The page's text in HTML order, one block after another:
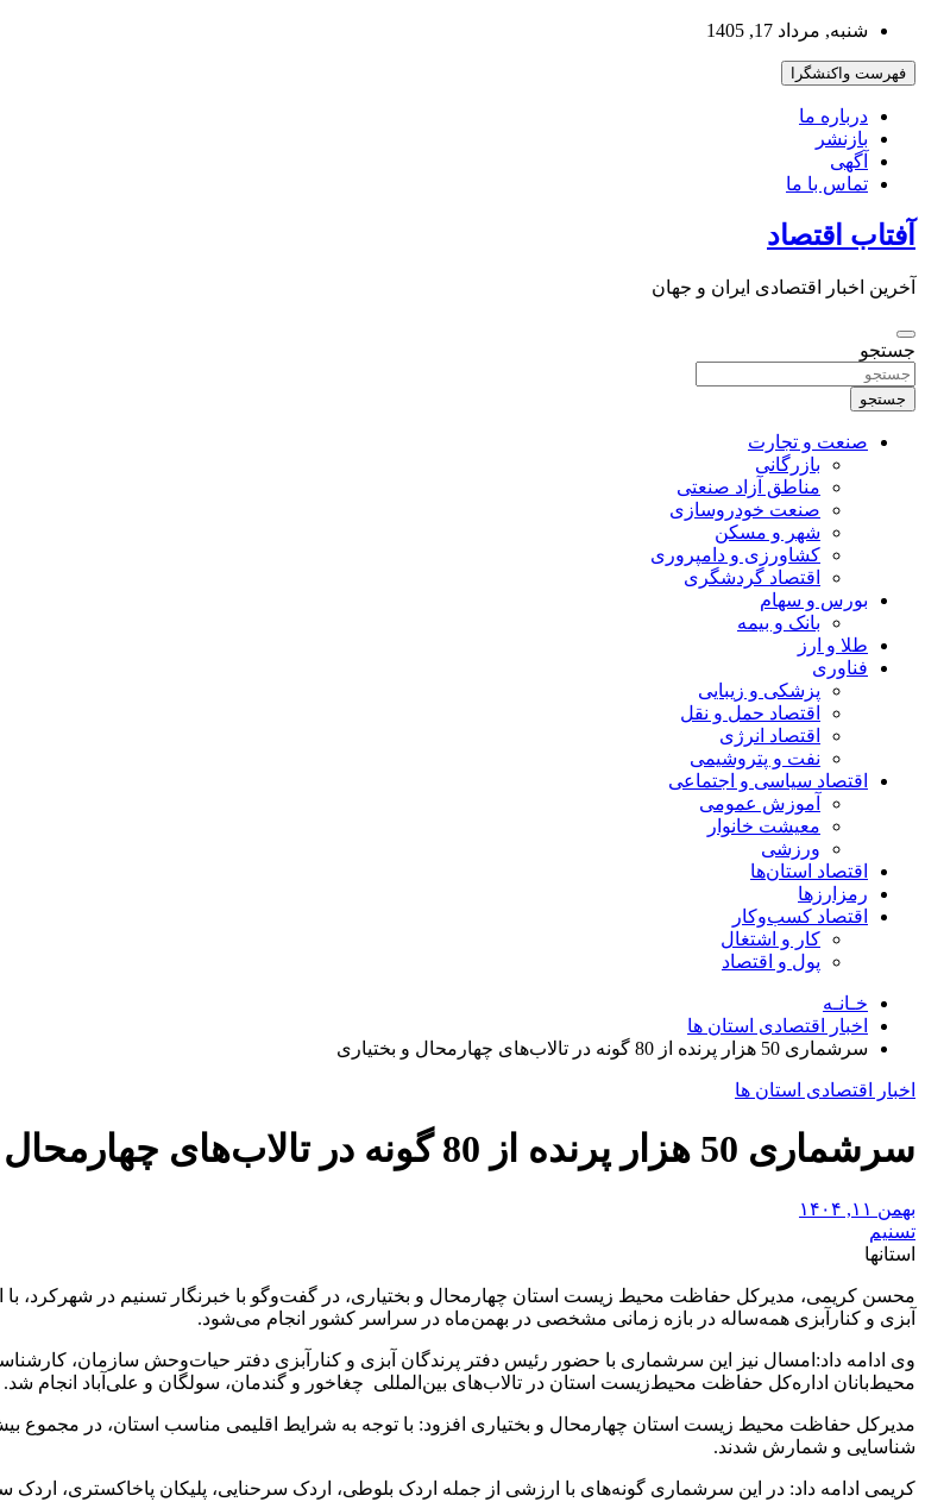
بروید
شنبه, مرداد 17, 1405
فهرست واکنشگرا
درباره ما
بازنشر
آگهی
تماس با ما
آفتاب اقتصاد
آخرین اخبار اقتصادی ایران و جهان
جستجو
جستجو
صنعت و تجارت
بازرگانی
مناطق آزاد صنعتی
صنعت خودروسازی
شهر و مسکن
کشاورزی و دامپروری
اقتصاد گردشگری
بورس و سهام
بانک و بیمه
طلا و ارز
فناوری
پزشکی و زیبایی
اقتصاد حمل و نقل
اقتصاد انرژی
نفت و پتروشیمی
اقتصاد سیاسی و اجتماعی
آموزش عمومی
معیشت خانوار
ورزشی
اقتصاد استان‌ها
رمزارزها
اقتصاد کسب‌و‌کار
کار و اشتغال
پول و اقتصاد
خـانـه
اخبار اقتصادی استان ها
سرشماری 50 هزار پرنده از 80 گونه در تالاب‌های چهارمحال و بختیاری
اخبار اقتصادی استان ها
سرشماری 50 هزار پرنده از 80 گونه در تالاب‌های چهارمحال و بختیاری
بهمن ۱۱, ۱۴۰۴
تسنیم
استانها
محسن کریمی، مدیرکل حفاظت محیط زیست استان چهارمحال و بختیاری، در گفت‌وگو با خبرنگار تسنیم در شهرکرد،
آبزی و کنارآبزی همه‌ساله در بازه زمانی مشخصی در بهمن‌ماه در سراسر کشور انجام می‌شود.
وی ادامه داد:امسال نیز این سرشماری با حضور رئیس دفتر پرندگان آبزی و کنارآبزی دفتر حیات‌وحش سازمان،
محیط‌بانان اداره‌کل حفاظت محیط‌زیست استان در تالاب‌های بین‌المللی چغاخور و گندمان، سولگان و علی‌آباد انجام شد.
شناسایی و شمارش شدند.
کریمی ادامه داد: در این سرشماری گونه‌های با ارزشی از جمله اردک بلوطی، اردک سرحنایی، پلیکان پاخاکستری،